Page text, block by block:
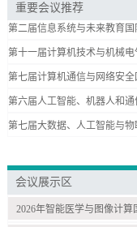
重要会议推荐
第二届信息系统与未来教育国
第十一届计算机技术与机械
第七届计算机通信与网络安全
第六届人工智能、机器人和通
第七届大数据、人工智能与物
会议展示区
2026年智能医学与图像计算